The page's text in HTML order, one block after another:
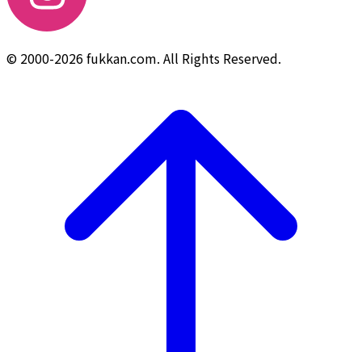
© 2000-2026 fukkan.com. All Rights Reserved.